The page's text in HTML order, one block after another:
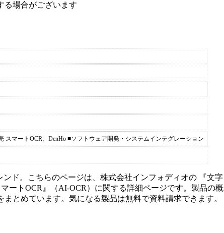
る場合がございます
マートOCR、DenHo ■ソフトウェア開発・システムインテグレーション
ド。こちらのページは、 株式会社インフォディオの 『文字
マートOCR 』（AI-OCR ）に関する詳細ページです。製品の概
とめています。気になる製品は無料で資料請求できます。